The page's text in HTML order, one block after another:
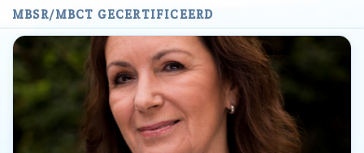
MBSR/MBCT GECERTIFICEERD